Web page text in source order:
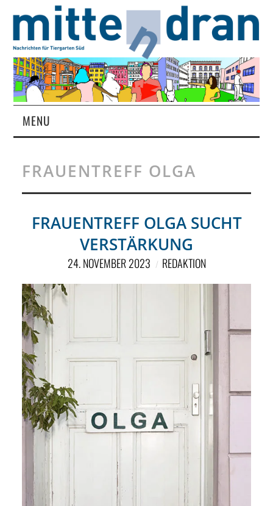
MENU
MAGAZIN
ÜBER UNS
SPONSORING
KONTAKT
FRAUENTREFF OLGA
FRAUENTREFF OLGA SUCHT
VERSTÄRKUNG
24. NOVEMBER 2023 REDAKTION